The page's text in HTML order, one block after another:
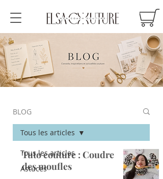
BLOG
Tous les articles
Astuces
Tous les articles
Tuto couture : Coudre
des moufles